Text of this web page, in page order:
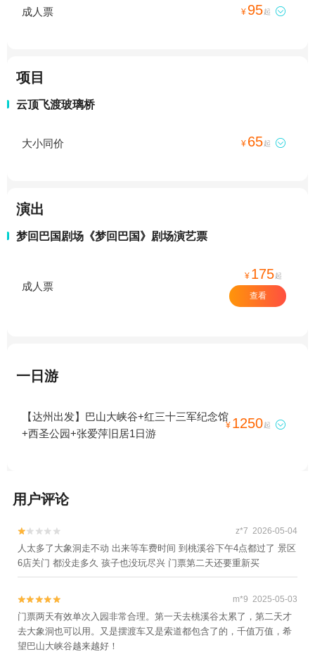
成人票 ¥ 95起 
项目
云顶飞渡玻璃桥
大小同价 ¥ 65起 
演出
梦回巴国剧场《梦回巴国》剧场演艺票
成人票
¥ 175起
查看
一日游
【达州出发】巴山大峡谷+红三十三军纪念馆
+西圣公园+张爱萍旧居1日游
¥ 1250起 
用户评论

 z*7 2026-05-04
人太多了大象洞走不动 出来等车费时间 到桃溪谷下午4点都过了 景区
6店关门 都没走多久 孩子也没玩尽兴 门票第二天还要重新买

 m*9 2025-05-03
门票两天有效单次入园非常合理。第一天去桃溪谷太累了，第二天才
去大象洞也可以用。又是摆渡车又是索道都包含了的，千值万值，希
望巴山大峡谷越来越好！